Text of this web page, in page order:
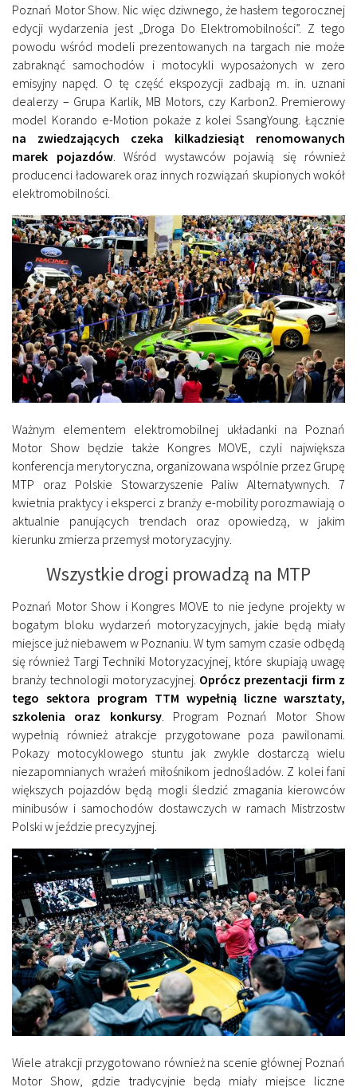
Poznań Motor Show. Nic więc dziwnego, że hasłem tegorocznej
edycji wydarzenia jest „Droga Do Elektromobilności”. Z tego
powodu wśród modeli prezentowanych na targach nie może
zabraknąć samochodów i motocykli wyposażonych w zero
emisyjny napęd. O tę część ekspozycji zadbają m. in. uznani
dealerzy – Grupa Karlik, MB Motors, czy Karbon2. Premierowy
model Korando e-Motion pokaże z kolei SsangYoung. Łącznie
na zwiedzających czeka kilkadziesiąt renomowanych
marek pojazdów. Wśród wystawców pojawią się również
producenci ładowarek oraz innych rozwiązań skupionych wokół
elektromobilności.
Ważnym elementem elektromobilnej układanki na Poznań
Motor Show będzie także Kongres MOVE, czyli największa
konferencja merytoryczna, organizowana wspólnie przez Grupę
MTP oraz Polskie Stowarzyszenie Paliw Alternatywnych. 7
kwietnia praktycy i eksperci z branży e-mobility porozmawiają o
aktualnie panujących trendach oraz opowiedzą, w jakim
kierunku zmierza przemysł motoryzacyjny.
Wszystkie drogi prowadzą na MTP
Poznań Motor Show i Kongres MOVE to nie jedyne projekty w
bogatym bloku wydarzeń motoryzacyjnych, jakie będą miały
miejsce już niebawem w Poznaniu. W tym samym czasie odbędą
się również Targi Techniki Motoryzacyjnej, które skupiają uwagę
branży technologii motoryzacyjnej. Oprócz prezentacji firm z
tego sektora program TTM wypełnią liczne warsztaty,
szkolenia oraz konkursy. Program Poznań Motor Show
wypełnią również atrakcje przygotowane poza pawilonami.
Pokazy motocyklowego stuntu jak zwykle dostarczą wielu
niezapomnianych wrażeń miłośnikom jednośladów. Z kolei fani
większych pojazdów będą mogli śledzić zmagania kierowców
minibusów i samochodów dostawczych w ramach Mistrzostw
Polski w jeździe precyzyjnej.
Wiele atrakcji przygotowano również na scenie głównej Poznań
Motor Show, gdzie tradycyjnie będą miały miejsce liczne